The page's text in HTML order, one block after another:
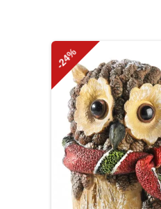
Produktgalerie überspringen
-24%